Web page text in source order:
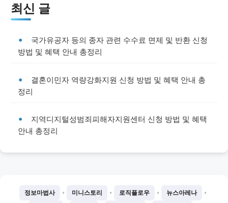
최신 글
국가유공자 등의 종자 관련 수수료 면제 및 반환 신청
방법 및 혜택 안내 총정리
결혼이민자 역량강화지원 신청 방법 및 혜택 안내 총
정리
지역디지털성범죄피해자지원센터 신청 방법 및 혜택
안내 총정리
정보마법사 • 미니스토리 • 로직플로우 • 뉴스아레나 •